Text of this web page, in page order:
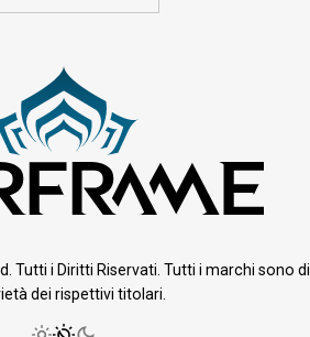
Tutti i Diritti Riservati. Tutti i marchi sono di
dei rispettivi titolari.